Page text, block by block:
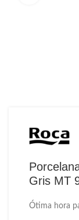
Gris MT
Ótima hora